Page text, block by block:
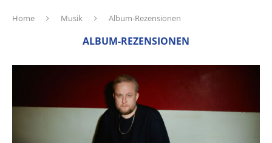
Home Musik Album-Rezensionen
ALBUM-REZENSIONEN